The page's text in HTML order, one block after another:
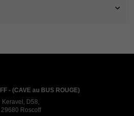
- (CAVE au BUS ROUGE)
Keravel, D58,
29680 Roscoff